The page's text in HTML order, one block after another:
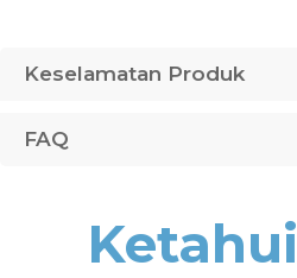
Keselamatan Produk
FAQ